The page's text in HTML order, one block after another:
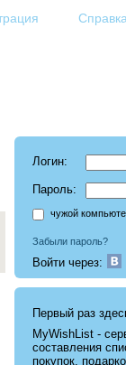
Справка
Логин:
Пароль:
чужой
Забыли пароль?
Войти через:
Первый раз
MyWishList -
составления
покупок,